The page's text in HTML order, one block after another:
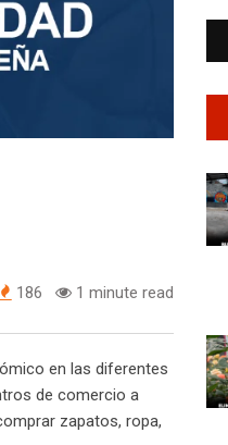
186 1 minute read
en las diferentes
de comercio a
zapatos, ropa,